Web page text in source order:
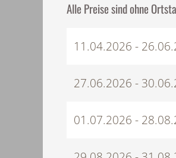
Alle Preise sind ohne
11.04.2026 -
27.06.2026 -
01.07.2026 -